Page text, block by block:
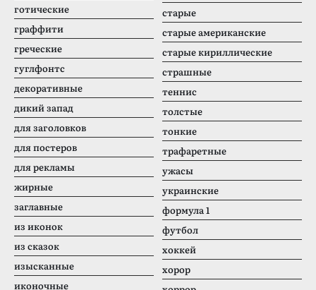
готические
граффити
греческие
гуглфонтс
декоративные
дикий запад
для заголовков
для постеров
для рекламы
жирные
заглавные
из иконок
из сказок
изысканные
иконочные
старые
старые американские
старые кириллические
страшные
теннис
толстые
тонкие
трафаретные
ужасы
украинские
формула 1
футбол
хоккей
хорор